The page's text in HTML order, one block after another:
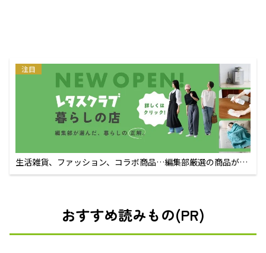
注目
生活雑貨、ファッション、コラボ商品…編集部厳選の商品が買
えるECサイト
おすすめ読みもの(PR)